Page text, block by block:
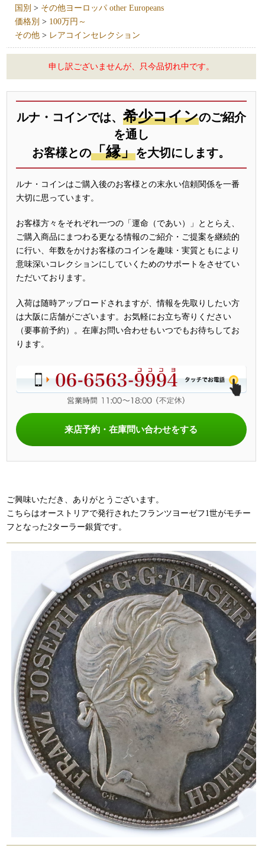
国別 > その他ヨーロッパ other Europeans
価格別 > 100万円～
その他 > レアコインセレクション
申し訳ございませんが、只今品切れ中です。
ルナ・コインでは、 希少コインのご紹介
を通し
お客様との「縁」を大切にします。
ルナ・コインはご購入後のお客様との末永い信頼関係を一番
大切に思っています。
お客様方々をそれぞれ一つの「運命（であい）」ととらえ、
ご購入商品にまつわる更なる情報のご紹介・ご提案を継続的
に行い、年数をかけお客様のコインを趣味・実質ともにより
意味深いコレクションにしていくためのサポートをさせてい
ただいております。
入荷は随時アップロードされますが、情報を先取りしたい方
は大阪に店舗がございます。お気軽にお立ち寄りください
（要事前予約）。在庫お問い合わせもいつでもお待ちしてお
ります。
来店予約・在庫問い合わせをする
ご興味いただき、ありがとうございます。
こちらはオーストリアで発行されたフランツヨーゼフ1世がモチー
フとなった2ターラー銀貨です。